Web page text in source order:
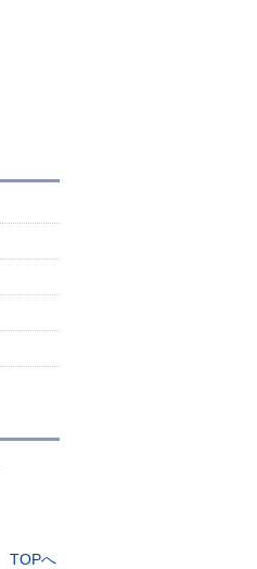
TOPへ